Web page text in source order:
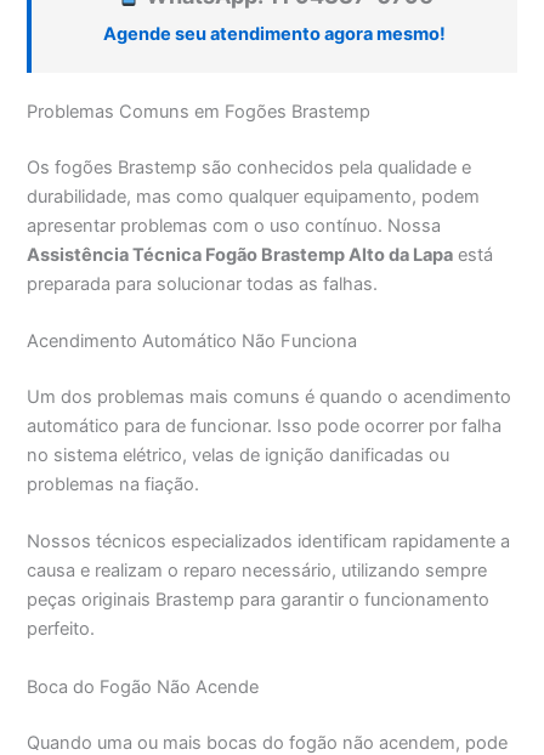
Agende seu atendimento agora mesmo!
Problemas Comuns em Fogões Brastemp
Os fogões Brastemp são conhecidos pela qualidade e
durabilidade, mas como qualquer equipamento, podem
apresentar problemas com o uso contínuo. Nossa
Assistência Técnica Fogão Brastemp Alto da Lapa está
preparada para solucionar todas as falhas.
Acendimento Automático Não Funciona
Um dos problemas mais comuns é quando o acendimento
automático para de funcionar. Isso pode ocorrer por falha
no sistema elétrico, velas de ignição danificadas ou
problemas na fiação.
Nossos técnicos especializados identificam rapidamente a
causa e realizam o reparo necessário, utilizando sempre
peças originais Brastemp para garantir o funcionamento
perfeito.
Boca do Fogão Não Acende
Quando uma ou mais bocas do fogão não acendem, pode